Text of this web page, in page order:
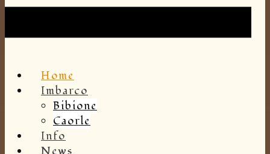
Home
Imbarco
Bibione
Caorle
Info